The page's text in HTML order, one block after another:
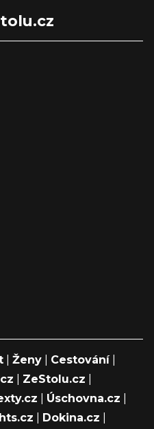
Ženy Cestování|
ZeStolu.cz
Úschovna.cz
Dokina.cz